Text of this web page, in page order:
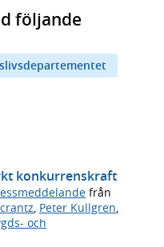
följande
konkurrenskraft
från
, Peter Kullgren,
och